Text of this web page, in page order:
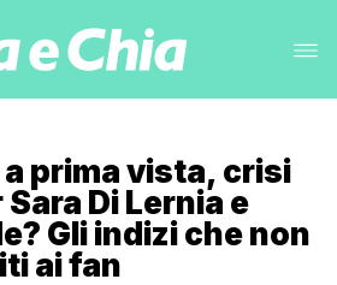
prima vista, crisi
Di Lernia e
Gli indizi che non
ai fan